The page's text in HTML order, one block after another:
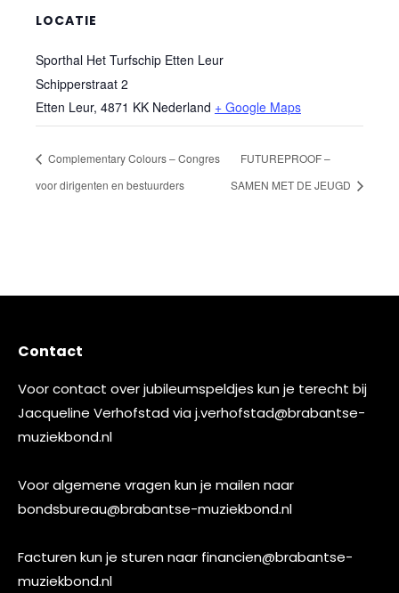
LOCATIE
Sporthal Het Turfschip Etten Leur
Schipperstraat 2
Etten Leur, 4871 KK Nederland + Google Maps
Complementary Colours – Congres
voor dirigenten en bestuurders
FUTUREPROOF –
SAMEN MET DE JEUGD
Contact
Voor contact over jubileumspeldjes kun je terecht bij
Jacqueline Verhofstad viaj.verhofstad@brabantse-
muziekbond.nl
Voor algemene vragen kun je mailen naar
bondsbureau@brabantse-muziekbond.nl
Facturen kun je sturen naar financien@brabantse-
muziekbond.nl